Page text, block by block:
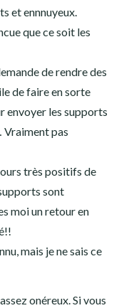
et ennnuyeux.
que ce soit les
de rendre des
de faire en sorte
envoyer les supports
Vraiment pas
très positifs de
sont
moi un retour en
mais je ne sais ce
onéreux. Si vous